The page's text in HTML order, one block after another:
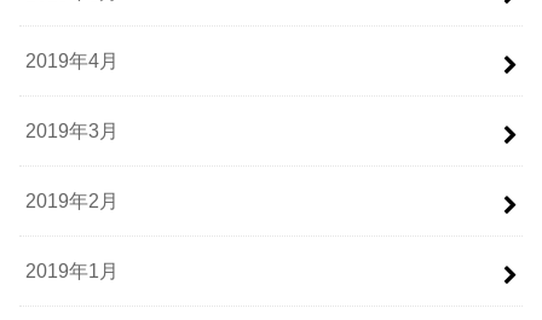
2019年4月
2019年3月
2019年2月
2019年1月